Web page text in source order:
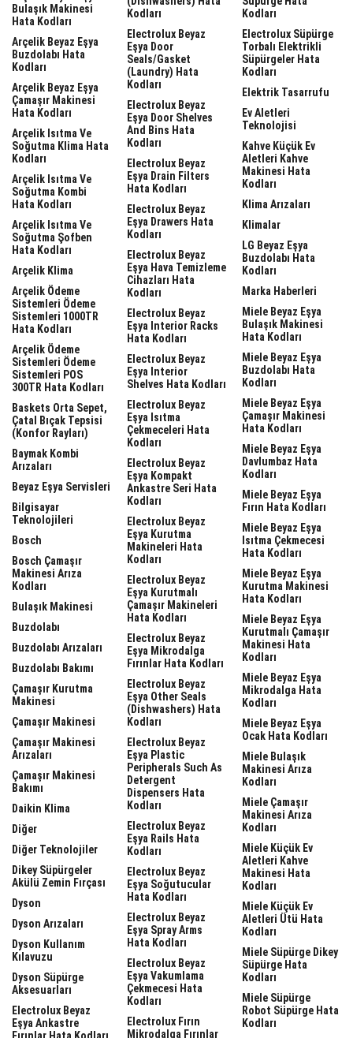
Bulaşık Makinesi
Hata Kodları
Arçelik Beyaz Eşya
Buzdolabı Hata
Kodları
Arçelik Beyaz Eşya
Çamaşır Makinesi
Hata Kodları
Arçelik Isıtma Ve
Soğutma Klima Hata
Kodları
Arçelik Isıtma Ve
Soğutma Kombi
Hata Kodları
Arçelik Isıtma Ve
Soğutma Şofben
Hata Kodları
Arçelik Klima
Arçelik Ödeme
Sistemleri Ödeme
Sistemleri 1000TR
Hata Kodları
Arçelik Ödeme
Sistemleri Ödeme
Sistemleri POS
300TR Hata Kodları
Baskets Orta Sepet,
Çatal Bıçak Tepsisi
(Konfor Rayları)
Baymak Kombi
Arızaları
Beyaz Eşya Servisleri
Bilgisayar
Teknolojileri
Bosch
Bosch Çamaşır
Makinesi Arıza
Kodları
Bulaşık Makinesi
Buzdolabı
Buzdolabı Arızaları
Buzdolabı Bakımı
Çamaşır Kurutma
Makinesi
Çamaşır Makinesi
Çamaşır Makinesi
Arızaları
Çamaşır Makinesi
Bakımı
Daikin Klima
Diğer
Diğer Teknolojiler
Dikey Süpürgeler
Akülü Zemin Fırçası
Dyson
Dyson Arızaları
Dyson Kullanım
Kılavuzu
Dyson Süpürge
Aksesuarları
Electrolux Beyaz
Eşya Ankastre
Kodları
Electrolux Beyaz
Eşya Door
Seals/gasket
(laundry) Hata
Kodları
Electrolux Beyaz
Eşya Door Shelves
And Bins Hata
Kodları
Electrolux Beyaz
Eşya Drain Filters
Hata Kodları
Electrolux Beyaz
Eşya Drawers Hata
Kodları
Electrolux Beyaz
Eşya Hava Temizleme
Cihazları Hata
Kodları
Electrolux Beyaz
Eşya Interior Racks
Hata Kodları
Electrolux Beyaz
Eşya Interior
Shelves Hata Kodları
Electrolux Beyaz
Eşya Isıtma
Çekmeceleri Hata
Kodları
Electrolux Beyaz
Eşya Kompakt
Ankastre Seri Hata
Kodları
Electrolux Beyaz
Eşya Kurutma
Makineleri Hata
Kodları
Electrolux Beyaz
Eşya Kurutmalı
Çamaşır Makineleri
Hata Kodları
Electrolux Beyaz
Eşya Mikrodalga
Fırınlar Hata Kodları
Electrolux Beyaz
Eşya Other Seals
(dishwashers) Hata
Kodları
Electrolux Beyaz
Eşya Plastic
Peripherals Such As
Detergent
Dispensers Hata
Kodları
Electrolux Beyaz
Eşya Rails Hata
Kodları
Electrolux Beyaz
Eşya Soğutucular
Hata Kodları
Electrolux Beyaz
Eşya Spray Arms
Hata Kodları
Electrolux Beyaz
Eşya Vakumlama
Çekmecesi Hata
Kodları
Electrolux Fırın
Mikrodalga Fırınlar
Kodları
Electrolux Süpürge
Torbalı Elektrikli
Süpürgeler Hata
Kodları
Elektrik Tasarrufu
Ev Aletleri
Teknolojisi
Kahve Küçük Ev
Aletleri Kahve
Makinesi Hata
Kodları
Klima Arızaları
Klimalar
LG Beyaz Eşya
Buzdolabı Hata
Kodları
Marka Haberleri
Miele Beyaz Eşya
Bulaşık Makinesi
Hata Kodları
Miele Beyaz Eşya
Buzdolabı Hata
Kodları
Miele Beyaz Eşya
Çamaşır Makinesi
Hata Kodları
Miele Beyaz Eşya
Davlumbaz Hata
Kodları
Miele Beyaz Eşya
Fırın Hata Kodları
Miele Beyaz Eşya
Isıtma Çekmecesi
Hata Kodları
Miele Beyaz Eşya
Kurutma Makinesi
Hata Kodları
Miele Beyaz Eşya
Kurutmalı Çamaşır
Makinesi Hata
Kodları
Miele Beyaz Eşya
Mikrodalga Hata
Kodları
Miele Beyaz Eşya
Ocak Hata Kodları
Miele Bulaşık
Makinesi Arıza
Kodları
Miele Çamaşır
Makinesi Arıza
Kodları
Miele Küçük Ev
Aletleri Kahve
Makinesi Hata
Kodları
Miele Küçük Ev
Aletleri Ütü Hata
Kodları
Miele Süpürge Dikey
Süpürge Hata
Kodları
Miele Süpürge
Robot Süpürge Hata
Kodları